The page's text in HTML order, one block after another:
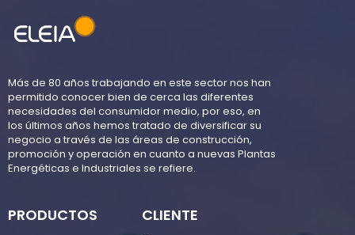
Más de 80 años trabajando en este sector nos han
permitido conocer bien de cerca las diferentes
necesidades del consumidor medio, por eso, en
los últimos años hemos tratado de diversificar su
negocio a través de las áreas de construcción,
promoción y operación en cuanto a nuevas Plantas
Energéticas e Industriales se refiere.
PRODUCTOS CLIENTE